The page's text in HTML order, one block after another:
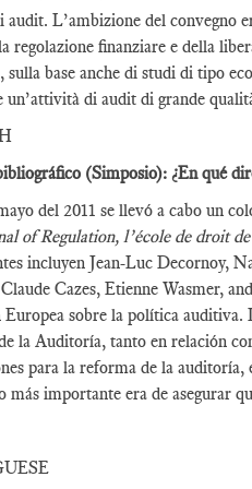
audit. L’ambizione del convegno
regolazione finanziare e della
sulla base anche di studi di tipo
un’attività di audit di grande
(Simposio): ¿En qué
del 2011 se llevó a cabo un
of Regulation, l’école de droit
incluyen Jean-Luc Decornoy,
Cazes, Etienne Wasmer,
sobre la política auditiva.
la Auditoría, tanto en relación
para la reforma de la auditoría,
más importante era de asegurar